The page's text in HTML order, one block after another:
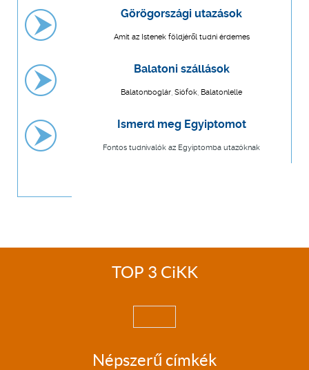
Görögországi utazások
Amit az Istenek földjéről tudni érdemes
Balatoni szállások
Balatonboglár, Siófok, Balatonlelle
Ismerd meg Egyiptomot
Fontos tudnivalók az Egyiptomba utazóknak
TOP 3 CiKK
Népszerű címkék